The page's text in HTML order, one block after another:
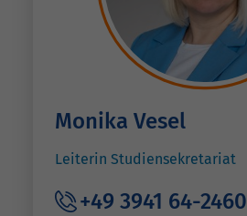
Monika Vesel
Leiterin Studiensekretariat
+49 3941 64-2460